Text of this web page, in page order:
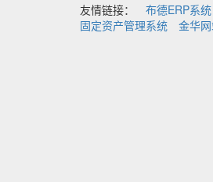
友情链接： 布德ERP系统
固定资产管理系统
金华